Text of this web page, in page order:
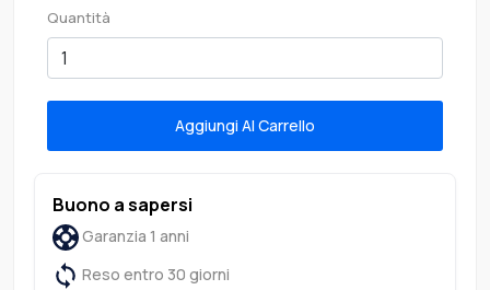
Quantità
Aggiungi Al Carrello
Buono a sapersi
Garanzia 1 anni
Reso entro 30 giorni